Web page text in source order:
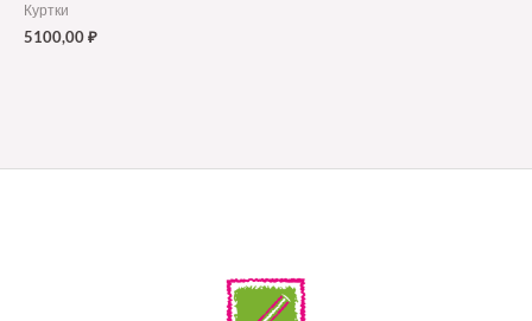
Куртки
5100,00₽